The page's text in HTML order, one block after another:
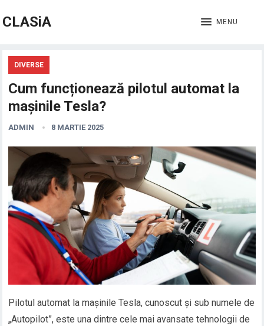
CLASiA MENU
DIVERSE
Cum funcționează pilotul automat la
mașinile Tesla?
ADMIN 8 MARTIE 2025
Pilotul automat la mașinile Tesla, cunoscut și sub numele de
„Autopilot”, este una dintre cele mai avansate tehnologii de